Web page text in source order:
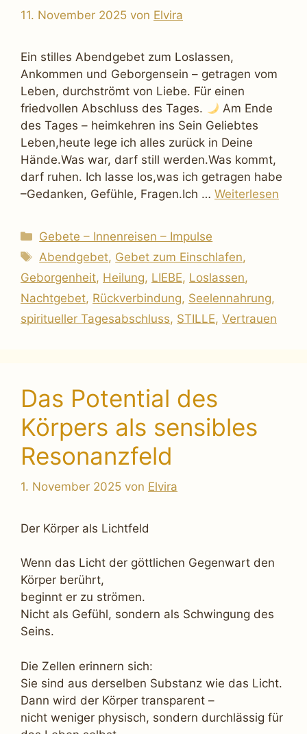
11. November 2025 von Elvira
Ein stilles Abendgebet zum Loslassen,
Ankommen und Geborgensein – getragen vom
Leben, durchströmt von Liebe. Für einen
friedvollen Abschluss des Tages.
Am Ende
des Tages – heimkehren ins Sein Geliebtes
Leben,heute lege ich alles zurück in Deine
Hände.Was war, darf still werden.Was kommt,
darf ruhen. Ich lasse los,was ich getragen habe
–Gedanken, Gefühle, Fragen.Ich … Weiterlesen
Kategorien
Gebete – Innenreisen – Impulse
Schlagwörter
Abendgebet, Gebet zum Einschlafen,
Geborgenheit, Heilung, LIEBE, Loslassen,
Nachtgebet, Rückverbindung, Seelennahrung,
spiritueller Tagesabschluss, STILLE, Vertrauen
Das Potential des
Körpers als sensibles
Resonanzfeld
1. November 2025 von Elvira
Der Körper als Lichtfeld
Wenn das Licht der göttlichen Gegenwart den
Körper berührt,
beginnt er zu strömen.
Nicht als Gefühl, sondern als Schwingung des
Seins.
Die Zellen erinnern sich:
Sie sind aus derselben Substanz wie das Licht.
Dann wird der Körper transparent –
nicht weniger physisch, sondern durchlässig für